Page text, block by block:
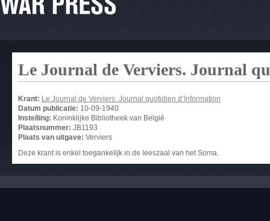
Le Journal de Verviers. Journal
Krant: Le Journal de Verviers. Journal quotidien d’Information
Datum publicatie: 10-09-1940
Instelling: Koninklijke Bibliotheek van België
Plaatsnummer: JB1193
Plaats van uitgave: Verviers
Deze krant is enkel toegankelijk in de leeszaal van het Soma.